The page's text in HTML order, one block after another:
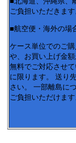
ご負担いただきます
■航空便・海外の場
ケース単位でのご
や、お買い上げ金
無料でご対応させ
に限ります。 送り
さい。 一部離島に
ご負担いただけま